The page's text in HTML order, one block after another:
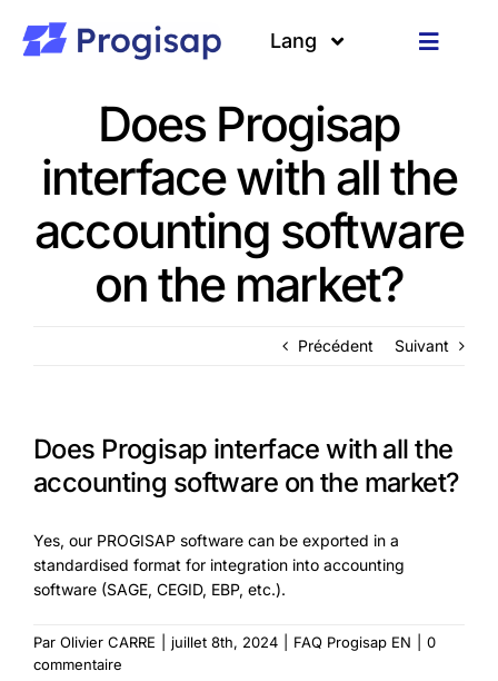
contenu
Toggle
A propos
Clients
Ressources
Lang
Does Progisap
interface with all the
accounting software
on the market?
Précédent Suivant
Does Progisap interface with all the
accounting software on the market?
Yes, our PROGISAP software can be exported in a
standardised format for integration into accounting
software (SAGE, CEGID, EBP, etc.).
Par Olivier CARRE juillet 8th, 2024 FAQ Progisap EN
0
commentaire